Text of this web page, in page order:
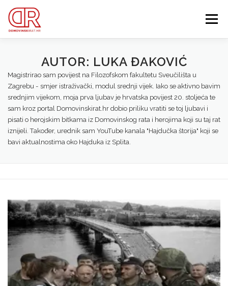
sadržaj
Izbornik
EDUKACIJA WEBSHOP GDJE SI BIO ’91?
IZDVOJENE KATEGORIJE O MENI MEMBERSHIP
Search for:
Search Button
AUTOR: LUKA ĐAKOVIĆ
Magistrirao sam povijest na Filozofskom fakultetu Sveučilišta u
Zagrebu - smjer istraživački, modul srednji vijek. Iako se aktivno bavim
srednjim vijekom, moja prva ljubav je hrvatska povijest 20. stoljeća te
sam kroz portal Domovinskirat.hr dobio priliku vratiti se toj ljubavi i
pisati o herojskim bitkama iz Domovinskog rata i herojima koji su taj rat
iznijeli. Također, urednik sam YouTube kanala "Hajdučka štorija" koji se
bavi aktualnostima oko Hajduka iz Splita.